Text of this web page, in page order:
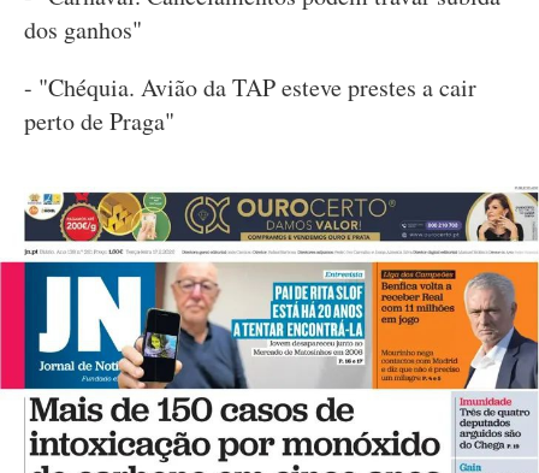
dos ganhos"
- "Chéquia. Avião da TAP esteve prestes a cair
perto de Praga"